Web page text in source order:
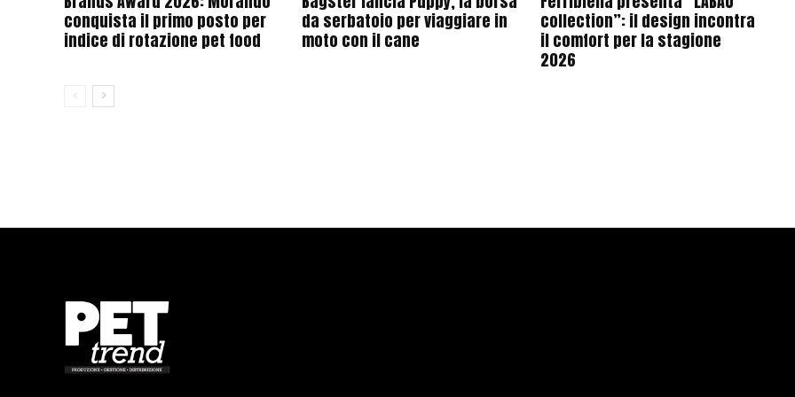
conquista il primo posto per
indice di rotazione pet food
da serbatoio per viaggiare in
moto con il cane
collection”: il design incontra
il comfort per la stagione
2026